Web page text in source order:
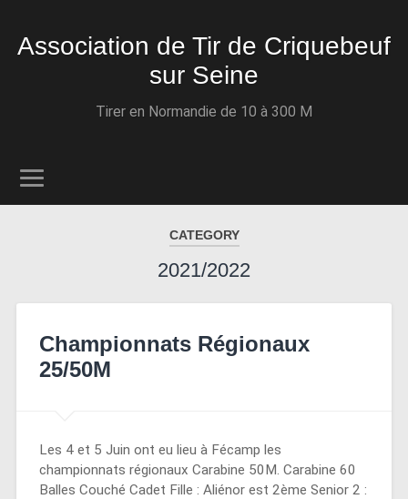
Association de Tir de Criquebeuf
sur Seine
Tirer en Normandie de 10 à 300 M
CATEGORY
2021/2022
Championnats Régionaux
25/50M
Les 4 et 5 Juin ont eu lieu à Fécamp les
championnats régionaux Carabine 50M. Carabine 60
Balles Couché Cadet Fille : Aliénor est 2ème Senior 2 :